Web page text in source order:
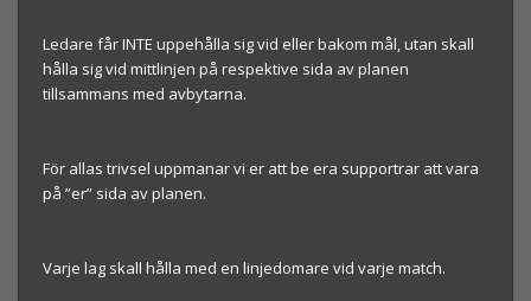
Ledare får INTE uppehålla sig vid eller bakom mål, utan skall
hålla sig vid mittlinjen på respektive sida av planen
tillsammans med avbytarna.
För allas trivsel uppmanar vi er att be era supportrar att vara
på ”er” sida av planen.
Varje lag skall hålla med en linjedomare vid varje match.